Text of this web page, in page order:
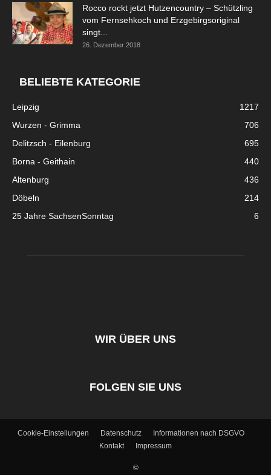
Rocco rockt jetzt Hutzencountry – Schützling
vom Fernsehkoch und Erzgebirgsoriginal
singt...
26. Dezember 2018
BELIEBTE KATEGORIE
Leipzig
1217
Wurzen - Grimma
706
Delitzsch - Eilenburg
695
Borna - Geithain
440
Altenburg
436
Döbeln
214
25 Jahre SachsenSonntag
6
WIR ÜBER UNS
FOLGEN SIE UNS
Cookie-Einstellungen Datenschutz
Informationen nach DSGVO
Kontakt
Impressum
©